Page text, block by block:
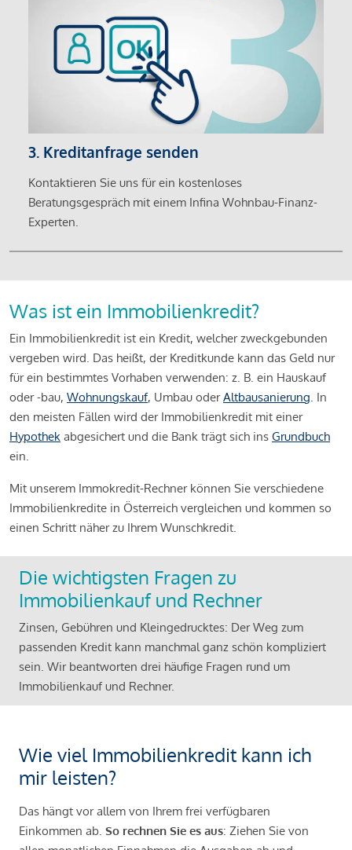
3. Kreditanfrage senden
Kontaktieren Sie uns für ein kostenloses
Beratungsgespräch mit einem Infina Wohnbau-Finanz-
Experten.
Was ist ein Immobilienkredit?
Ein Immobilienkredit ist ein Kredit, welcher zweckgebunden
vergeben wird. Das heißt, der Kreditkunde kann das Geld nur
für ein bestimmtes Vorhaben verwenden: z. B. ein Hauskauf
oder -bau, Wohnungskauf, Umbau oderAltbausanierung. In
den meisten Fällen wird der Immobilienkredit mit einer
Hypothek abgesichert und die Bank trägt sich ins Grundbuch
ein.
Mit unserem Immokredit-Rechner können Sie verschiedene
Immobilienkredite in Österreich vergleichen und kommen so
einen Schritt näher zu Ihrem Wunschkredit.
Die wichtigsten Fragen zu
Immobilienkauf und Rechner
Zinsen, Gebühren und Kleingedrucktes: Der Weg zum
passenden Kredit kann manchmal ganz schön kompliziert
sein. Wir beantworten drei häufige Fragen rund um
Immobilienkauf und Rechner.
Wie viel Immobilienkredit kann ich
mir leisten?
Das hängt vor allem von Ihrem frei verfügbaren
Einkommen ab. So rechnen Sie es aus: Ziehen Sie von